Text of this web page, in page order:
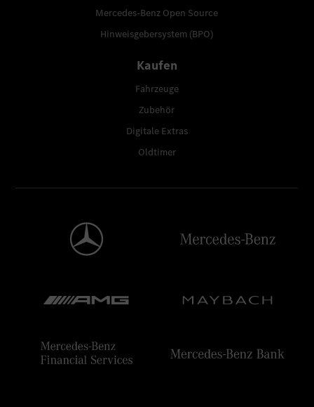
Mercedes-Benz Open Source
Hinweisgebersystem (BPO)
Kaufen
Fahrzeuge
Zubehör
Digitale Extras
Oldtimer